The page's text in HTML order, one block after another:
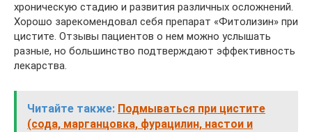
хроническую стадию и развития различных осложнений.
Хорошо зарекомендовал себя препарат «Фитолизин» при
цистите. Отзывы пациентов о нем можно услышать
разные, но большинство подтверждают эффективность
лекарства.
Читайте также: Подмываться при цистите
(сода, марганцовка, фурацилин, настои и